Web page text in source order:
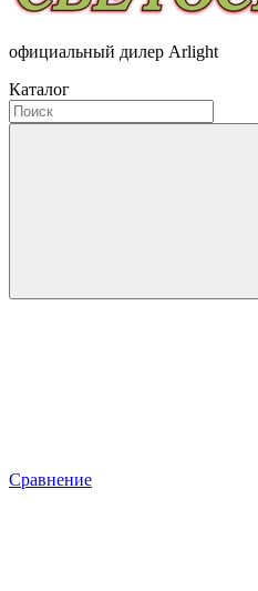
официальный дилер Arlight
Каталог
Сравнение